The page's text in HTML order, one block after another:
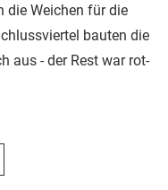
die Weichen für die
bauten die
aus - der Rest war rot-